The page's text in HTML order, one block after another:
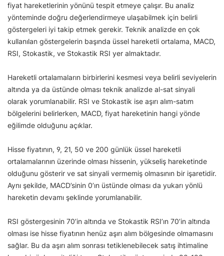
fiyat hareketlerinin yönünü tespit etmeye çalışır. Bu analiz
yönteminde doğru değerlendirmeye ulaşabilmek için belirli
göstergeleri iyi takip etmek gerekir. Teknik analizde en çok
kullanılan göstergelerin başında üssel hareketli ortalama, MACD,
RSI, Stokastik, ve Stokastik RSI yer almaktadır.
Hareketli ortalamaların birbirlerini kesmesi veya belirli seviyelerin
altında ya da üstünde olması teknik analizde al-sat sinyali
olarak yorumlanabilir. RSI ve Stokastik ise aşırı alım-satım
bölgelerini belirlerken, MACD, fiyat hareketinin hangi yönde
eğilimde olduğunu açıklar.
Hisse fiyatının, 9, 21, 50 ve 200 günlük üssel hareketli
ortalamalarının üzerinde olması hissenin, yükseliş hareketinde
olduğunu gösterir ve sat sinyali vermemiş olmasının bir işaretidir.
Aynı şekilde, MACD’sinin 0’ın üstünde olması da yukarı yönlü
hareketin devamı şeklinde yorumlanabilir.
RSI göstergesinin 70’in altında ve Stokastik RSI’ın 70’in altında
olması ise hisse fiyatının henüz aşırı alım bölgesinde olmamasını
sağlar. Bu da aşırı alım sonrası tetiklenebilecek satış ihtimaline